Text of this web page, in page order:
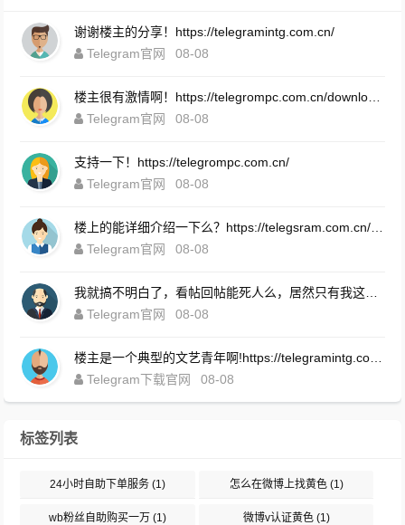
谢谢楼主的分享！https://telegramintg.com.cn/
Telegram官网
08-08
Telegram官网
08-08
支持一下！https://telegrompc.com.cn/
Telegram官网
08-08
Telegram官网
08-08
Telegram官网
08-08
Telegram下载官网
08-08
标签列表
24小时自助下单服务 (1) 怎么在微博上找黄色(1)
wb粉丝自助购买一万 (1) 微博v认证黄色(1)